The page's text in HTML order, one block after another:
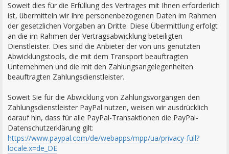
Soweit dies für die Erfüllung des Vertrages mit Ihnen erforderlich
ist, übermitteln wir Ihre personenbezogenen Daten im Rahmen
der gesetzlichen Vorgaben an Dritte. Diese Übermittlung erfolgt
an die im Rahmen der Vertragsabwicklung beteiligten
Dienstleister. Dies sind die Anbieter der von uns genutzten
Abwicklungstools, die mit dem Transport beauftragten
Unternehmen und die mit den Zahlungsangelegenheiten
beauftragten Zahlungsdienstleister.
Soweit Sie für die Abwicklung von Zahlungsvorgängen den
Zahlungsdienstleister PayPal nutzen, weisen wir ausdrücklich
darauf hin, dass für alle PayPal-Transaktionen die PayPal-
Datenschutzerklärung gilt:
https://www.paypal.com/de/webapps/mpp/ua/privacy-full?
locale.x=de_DE